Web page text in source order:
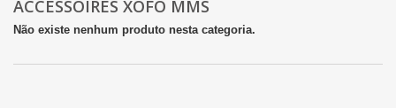
ACCESSOIRES XOFO MMS
Não existe nenhum produto nesta categoria.